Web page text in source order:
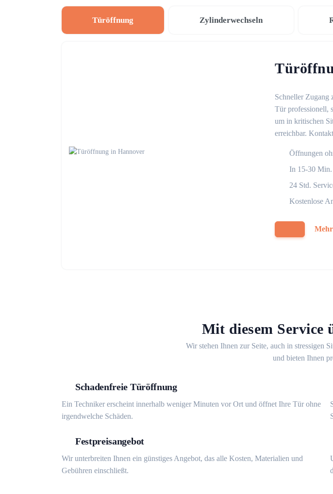
Türöffnung Zylinderwechseln
Schneller Zugang
Tür professionell,
um in kritischen
erreichbar.
Öffnungen
In 15-30
24 Std.
Kostenlose
Mit diesem Service
Wir stehen Ihnen zur Seite, auch in stressigen
und bieten Ihnen
Schadenfreie Türöffnung
Ein Techniker erscheint innerhalb weniger Minuten vor Ort und öffnet Ihre Tür ohne
irgendwelche Schäden.
Festpreisangebot
Wir unterbreiten Ihnen ein günstiges Angebot, das alle Kosten, Materialien und
Gebühren einschließt.